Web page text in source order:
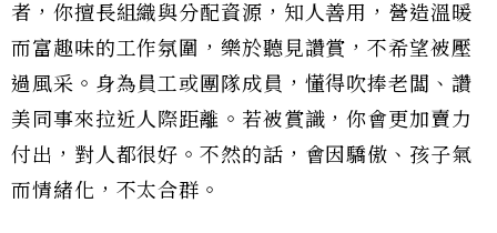
者，你擅長組織與分配資源，知人善用，營造溫暖
而富趣味的工作氛圍，樂於聽見讚賞，不希望被壓
過風采。身為員工或團隊成員，懂得吹捧老闆、讚
美同事來拉近人際距離。若被賞識，你會更加賣力
付出，對人都很好。不然的話，會因驕傲、孩子氣
而情緒化，不太合群。